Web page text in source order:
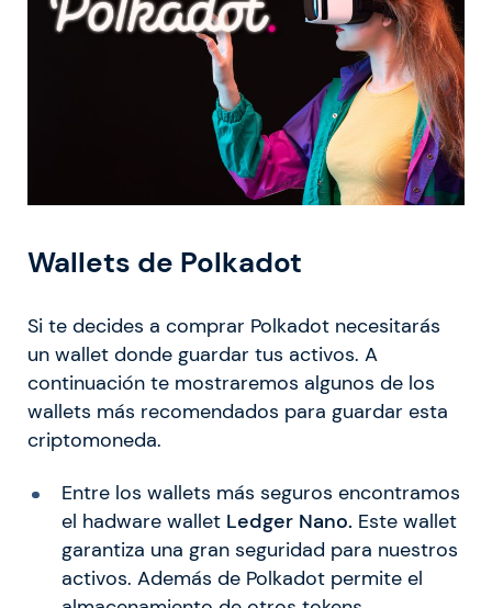
Wallets de Polkadot
Si te decides a comprar Polkadot necesitarás
un wallet donde guardar tus activos. A
continuación te mostraremos algunos de los
wallets más recomendados para guardar esta
criptomoneda.
Entre los wallets más seguros encontramos
el hadware walletLedger Nano. Este wallet
garantiza una gran seguridad para nuestros
activos. Además de Polkadot permite el